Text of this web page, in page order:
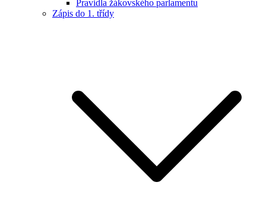
Pravidla žákovského parlamentu
Zápis do 1. třídy